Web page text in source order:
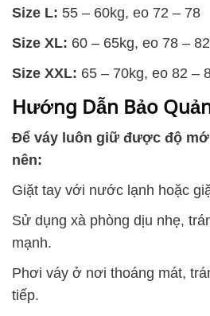
Size L: 55 – 60kg, eo 72 – 78
Size XL: 60 – 65kg, eo 78 – 82
Size XXL: 65 – 70kg, eo 82 –
Hướng Dẫn Bảo
Để váy luôn giữ được độ
nên:
Giặt tay với nước lạnh hoặc
Sử dụng xà phòng dịu nhẹ,
mạnh.
Phơi váy ở nơi thoáng mát,
tiếp.